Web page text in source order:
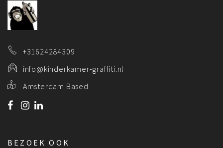
+31624284309
info@kinderkamer-graffiti.nl
Amsterdam Based
BEZOEK OOK